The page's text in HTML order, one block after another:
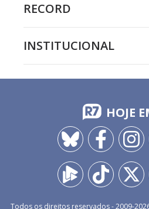
RECORD
INSTITUCIONAL
HOJE
Todos os direitos reservados - 2009-